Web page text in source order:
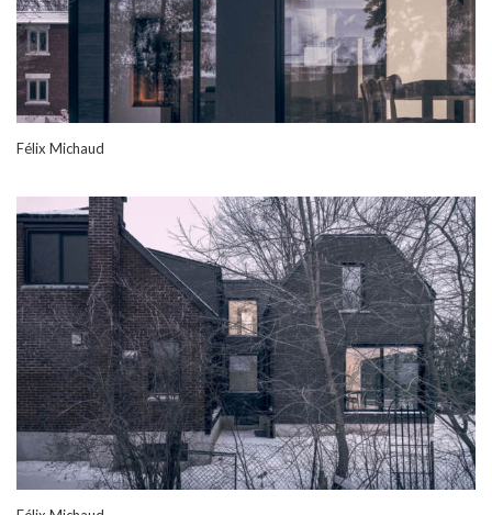
Félix Michaud